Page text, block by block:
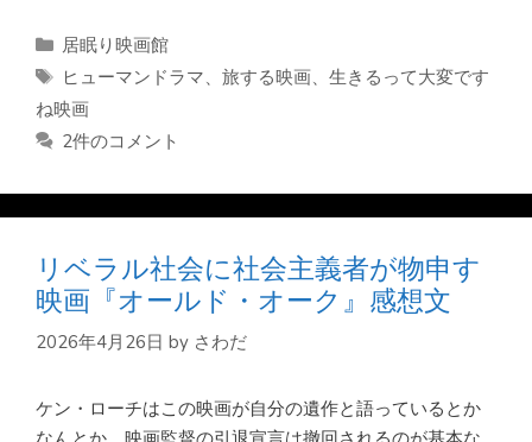
カ
テ
ゴ
リ
ー
居眠り映画館
タ
グ
ヒューマンドラマ、 旅する映画、 生きるって大変です
ね映画
2件のコメント
リベラル社会に社会主義者が物申す
映画『オールド・オーク』感想文
2026年4月26日 by さわだ
ケン・ローチはこの映画が自分の遺作と語っているとか